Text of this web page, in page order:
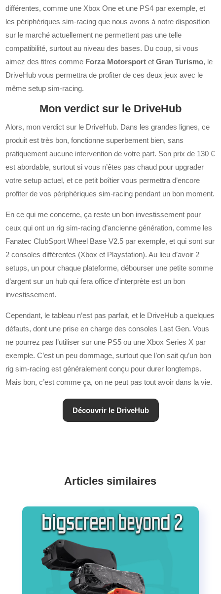
différentes, comme une Xbox One et une PS4 par exemple, et
les périphériques sim-racing que nous avons à notre disposition
sur le marché actuellement ne permettent pas une telle
compatibilité, surtout au niveau des bases. Du coup, si vous
aimez des titres comme Forza Motorsport etGran Turismo, le
DriveHub vous permettra de profiter de ces deux jeux avec le
même setup sim-racing.
Mon verdict sur le DriveHub
Alors, mon verdict sur le DriveHub. Dans les grandes lignes, ce
produit est très bon, fonctionne superbement bien, sans
pratiquement aucune intervention de votre part. Son prix de 130 €
est abordable, surtout si vous n’êtes pas chaud pour upgrader
votre setup actuel, et ce petit boîtier vous permettra d’encore
profiter de vos périphériques sim-racing pendant un bon moment.
En ce qui me concerne, ça reste un bon investissement pour
ceux qui ont un rig sim-racing d’ancienne génération, comme les
Fanatec ClubSport Wheel Base V2.5 par exemple, et qui sont sur
2 consoles différentes (Xbox et Playstation). Au lieu d’avoir 2
setups, un pour chaque plateforme, débourser une petite somme
d’argent sur un hub qui fera office d’interprète est un bon
investissement.
Cependant, le tableau n’est pas parfait, et le DriveHub a quelques
défauts, dont une prise en charge des consoles Last Gen. Vous
ne pourrez pas l’utiliser sur une PS5 ou une Xbox Series X par
exemple. C’est un peu dommage, surtout que l’on sait qu’un bon
rig sim-racing est généralement conçu pour durer longtemps.
Mais bon, c’est comme ça, on ne peut pas tout avoir dans la vie.
Découvrir le DriveHub
Articles similaires